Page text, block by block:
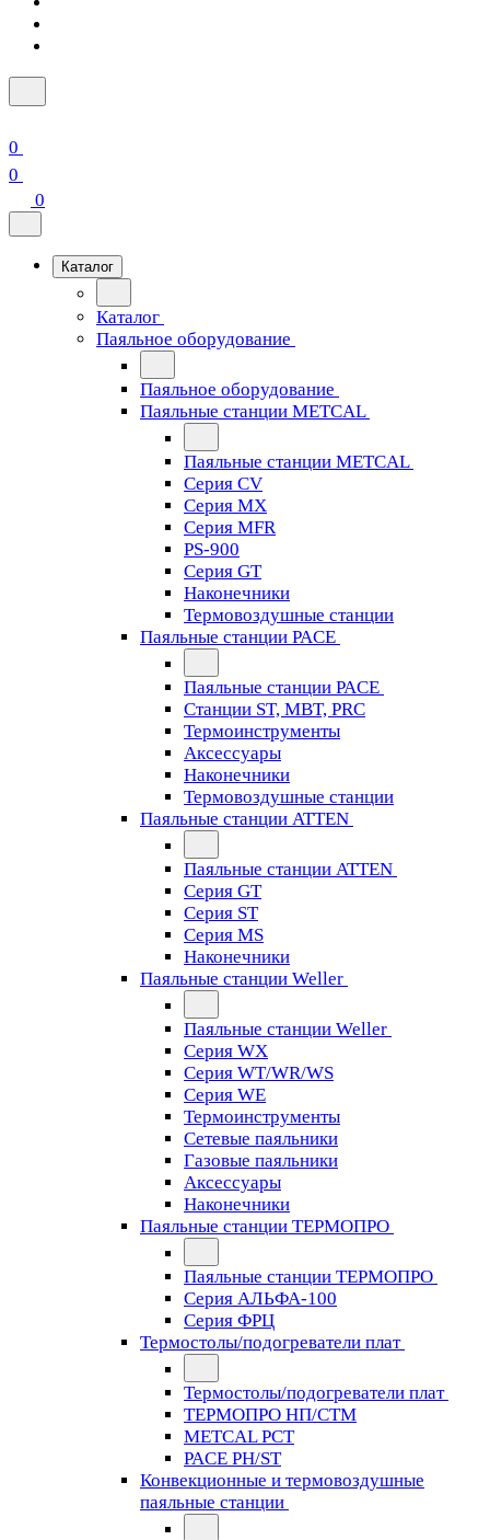
0
0
0
Каталог
Каталог
Паяльное оборудование
Паяльное оборудование
Паяльные станции METCAL
Паяльные станции METCAL
Серия CV
Серия MX
Серия MFR
PS-900
Серия GT
Наконечники
Термовоздушные станции
Паяльные станции PACE
Паяльные станции PACE
Станции ST, MBT, PRC
Термоинструменты
Аксессуары
Наконечники
Термовоздушные станции
Паяльные станции ATTEN
Паяльные станции ATTEN
Серия GT
Серия ST
Серия MS
Наконечники
Паяльные станции Weller
Паяльные станции Weller
Серия WX
Серия WT/WR/WS
Серия WE
Термоинструменты
Сетевые паяльники
Газовые паяльники
Аксессуары
Наконечники
Паяльные станции ТЕРМОПРО
Паяльные станции ТЕРМОПРО
Серия АЛЬФА-100
Серия ФРЦ
Термостолы/подогреватели плат
Термостолы/подогреватели плат
ТЕРМОПРО НП/СТМ
METCAL PCT
PACE PH/ST
Конвекционные и термовоздушные
паяльные станции